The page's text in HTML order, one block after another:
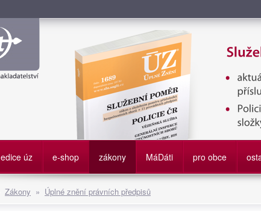
Služební poměr příslušníků bezpečnostních
edice úz e-shop zákony MáDáti pro obce
Zákony » Úplné znění právních předpisů